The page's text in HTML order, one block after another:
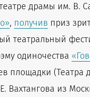
драмы им. В.
, получив приз
театральный
одиночества
площадки
Вахтангова из